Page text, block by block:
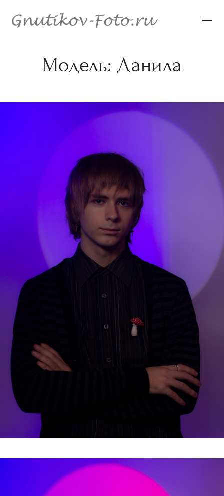
Модель: Данила